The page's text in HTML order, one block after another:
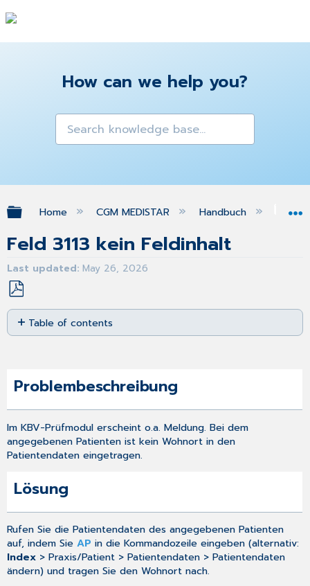
How can we help you?
Expand/collapse global hierarchy
Home CGM MEDISTAR Handbuch
Feld 3113 kein Feldinhalt
Last updated May 26, 2026
Save
as
PDF
Table of contents
Problembeschreibung
Im KBV-Prüfmodul erscheint o.a. Meldung. Bei dem
angegebenen Patienten ist kein Wohnort in den
Patientendaten eingetragen.
Lösung
Rufen Sie die Patientendaten des angegebenen Patienten
auf, indem SieAP in die Kommandozeile eingeben (alternativ:
Index > Praxis/Patient > Patientendaten > Patientendaten
ändern) und tragen Sie den Wohnort nach.